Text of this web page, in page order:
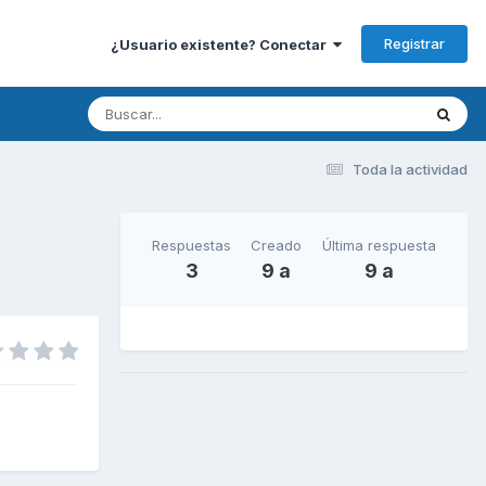
¿Usuario existente? Conectar Registrar
Toda la actividad
Respuestas
3
Creado
9 a
Última respuesta
9 a